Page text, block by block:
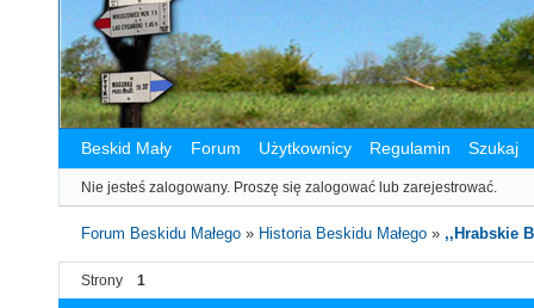
Beskid Mały Forum Użytkownicy Regulamin Szukaj
Nie jesteś zalogowany. Proszę się zalogować lub zarejestrować.
Forum Beskidu Małego » Historia Beskidu Małego »,,Hrabskie
Strony 1